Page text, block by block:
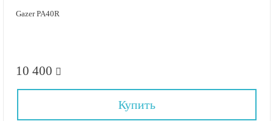
Gazer PA40R
10 400
Купить